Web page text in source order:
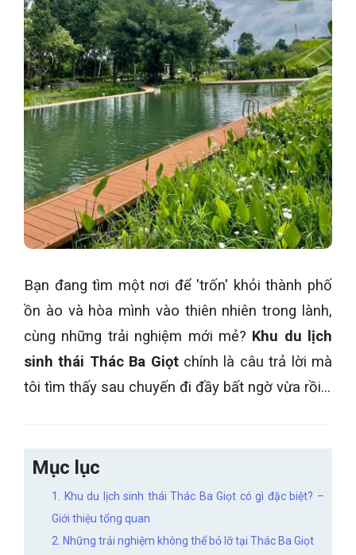
Bạn đang tìm một nơi để 'trốn' khỏi thành phố
ồn ào và hòa mình vào thiên nhiên trong lành,
cùng những trải nghiệm mới mẻ? Khu du lịch
sinh thái Thác Ba Giọtchính là câu trả lời mà
tôi tìm thấy sau chuyến đi đầy bất ngờ vừa rồi...
Mục lục
1. Khu du lịch sinh thái Thác Ba Giọt có gì đặc biệt? –
Giới thiệu tổng quan
2. Những trải nghiệm không thể bỏ lỡ tại Thác Ba Giọt